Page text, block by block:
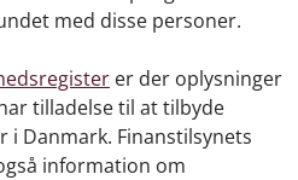
med disse personer.
er der oplysninger
tilladelse til at tilbyde
i Danmark. Finanstilsynets
information om